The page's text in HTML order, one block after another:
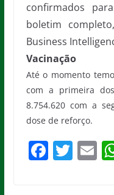
confirmados
boletim
Business
Vacinação
Até o momento
com a primeira
8.754.620 com a
dose de reforço.
F T E